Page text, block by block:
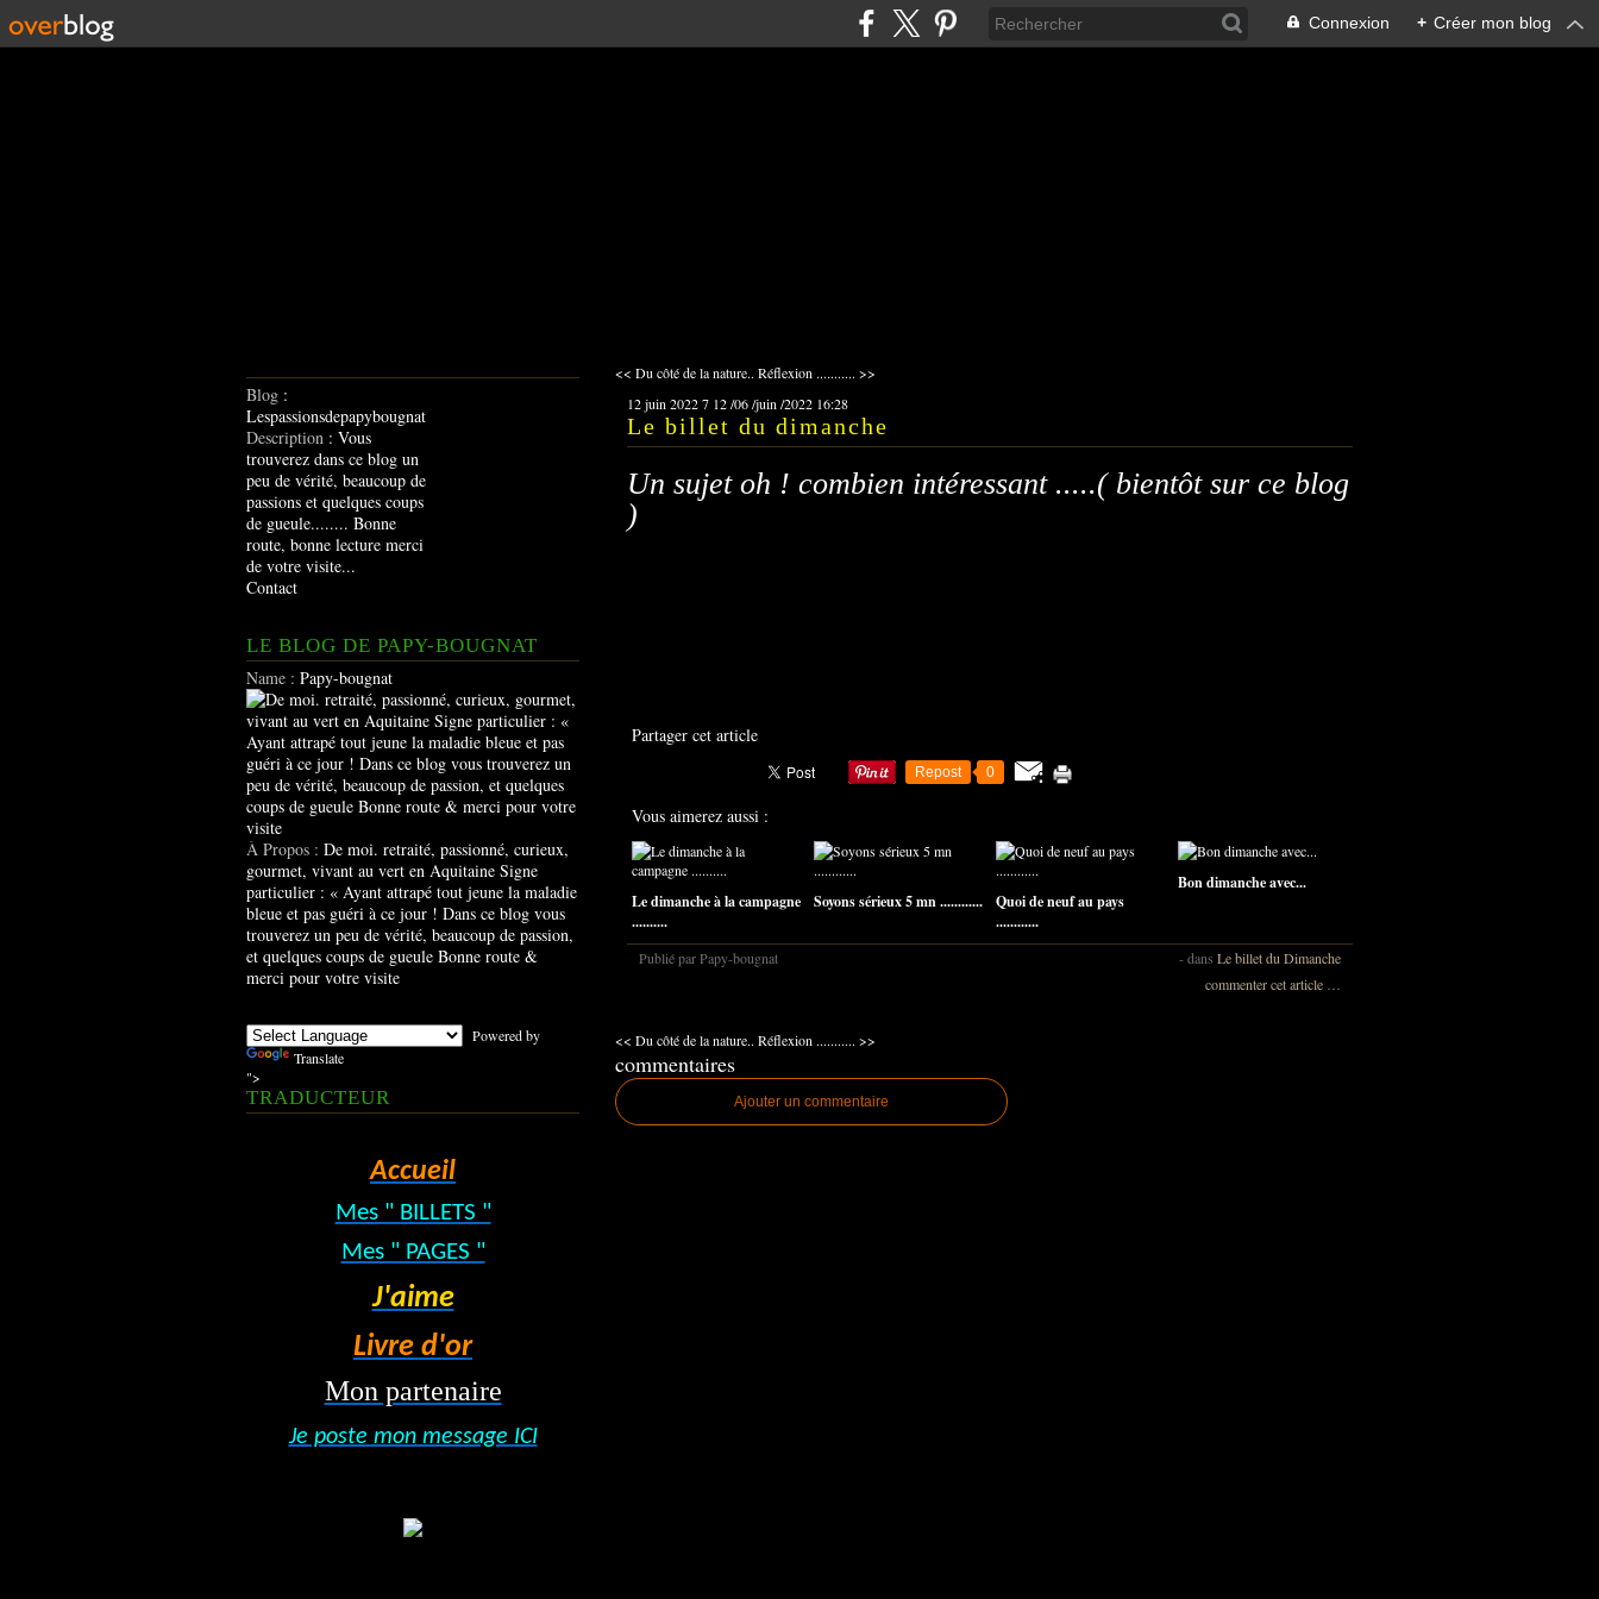
Connexion + Créer mon blog
Blog :
Lespassionsdepapybougnat
Description : Vous
trouverez dans ce blog un
peu de vérité, beaucoup de
passions et quelques coups
de gueule........ Bonne
route, bonne lecture merci
de votre visite...
Contact
LE BLOG DE PAPY-BOUGNAT
Name : Papy-bougnat
À Propos : De moi. retraité, passionné, curieux,
gourmet, vivant au vert en Aquitaine Signe
particulier : « Ayant attrapé tout jeune la maladie
bleue et pas guéri à ce jour ! Dans ce blog vous
trouverez un peu de vérité, beaucoup de passion,
et quelques coups de gueule Bonne route &
merci pour votre visite
Powered by
Translate
">
TRADUCTEUR
Accueil
Mes " BILLETS "
Mes " PAGES "
J'aime
Livre d'or
Mon partenaire
Je poste mon message ICI
<< Du côté de la nature.. Réflexion ........... >>
12 juin 20227 12/06/juin /2022 16:28
Le billet du dimanche
Un sujet oh ! combien intéressant .....( bientôt sur ce blog
)
Partager cet article
Repost 0
Vous aimerez aussi :
Le dimanche à la campagne
..........
Soyons sérieux 5 mn ............
Quoi de neuf au pays
............
Bon dimanche avec...
Publié par Papy-bougnat -dans Le billet du Dimanche
commenter cet article
<< Du côté de la nature.. Réflexion ........... >>
commentaires
Ajouter un commentaire